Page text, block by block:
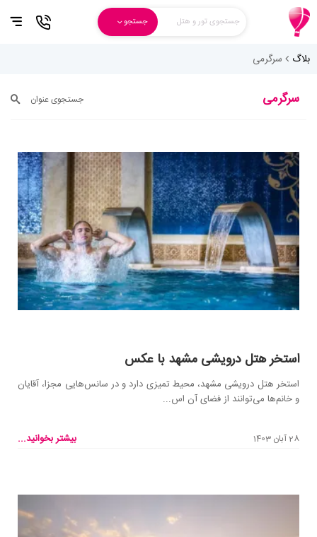
جستجوی تور و هتل جستجو
بلاگ سرگرمی
سرگرمی جستجوی عنوان
استخر هتل درویشی مشهد با عکس
استخر هتل درویشی مشهد، محیط تمیزی دارد و در سانس‌هایی مجزا، آقایان
و خانم‌ها می‌توانند از فضای آن اس...
28 آبان 1403 بیشتر بخوانید...